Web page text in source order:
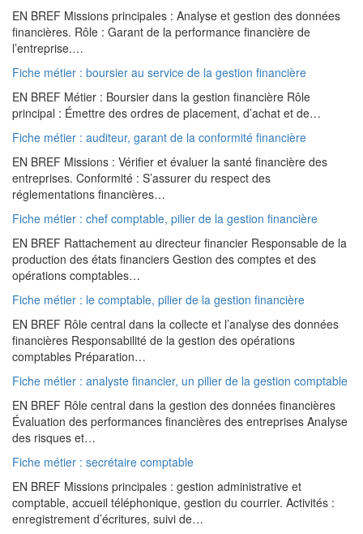
EN BREF Missions principales : Analyse et gestion des données
financières. Rôle : Garant de la performance financière de
l’entreprise.…
Fiche métier : boursier au service de la gestion financière
EN BREF Métier : Boursier dans la gestion financière Rôle
principal : Émettre des ordres de placement, d’achat et de…
Fiche métier : auditeur, garant de la conformité financière
EN BREF Missions : Vérifier et évaluer la santé financière des
entreprises. Conformité : S’assurer du respect des
réglementations financières…
Fiche métier : chef comptable, pilier de la gestion financière
EN BREF Rattachement au directeur financier Responsable de la
production des états financiers Gestion des comptes et des
opérations comptables…
Fiche métier : le comptable, pilier de la gestion financière
EN BREF Rôle central dans la collecte et l’analyse des données
financières Responsabilité de la gestion des opérations
comptables Préparation…
Fiche métier : analyste financier, un pilier de la gestion comptable
EN BREF Rôle central dans la gestion des données financières
Évaluation des performances financières des entreprises Analyse
des risques et…
Fiche métier : secrétaire comptable
EN BREF Missions principales : gestion administrative et
comptable, accueil téléphonique, gestion du courrier. Activités :
enregistrement d’écritures, suivi de…